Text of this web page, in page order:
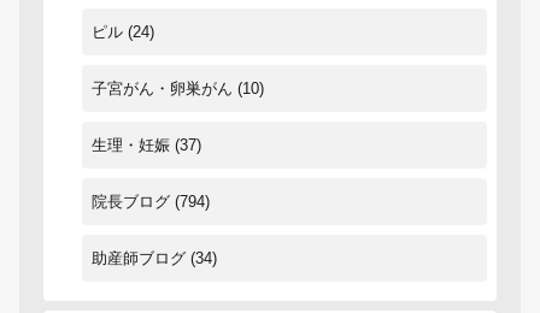
ピル (24)
子宮がん・卵巣がん (10)
生理・妊娠 (37)
院長ブログ (794)
助産師ブログ (34)